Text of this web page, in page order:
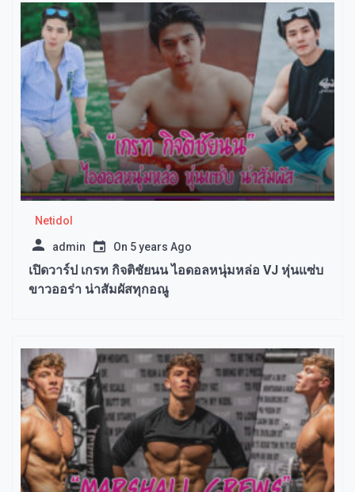
Netidol
admin On 5 years Ago
เปิดวาร์ป เกรท กิจติชัยนน ไอดอลหนุ่มหล่อ VJ หุ่นแซ่บ
ขาวออร่า น่าสัมผัสทุกอณู